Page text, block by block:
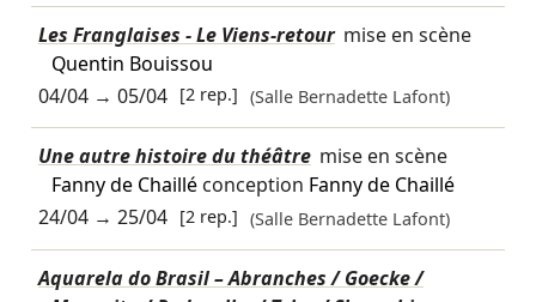
Les Franglaises - Le Viens-retour mise en scène
Quentin Bouissou
04/04→ 05/04 [2 rep.] (Salle Bernadette Lafont)
Une autre histoire du théâtre mise en scène
Fanny de Chailléconception Fanny de Chaillé
24/04→ 25/04 [2 rep.] (Salle Bernadette Lafont)
Aquarela do Brasil – Abranches / Goecke /